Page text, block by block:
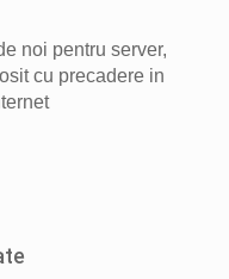
noi pentru server,
cu precadere in